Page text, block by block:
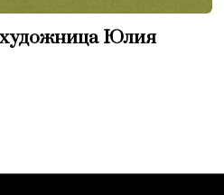
художница Юлия